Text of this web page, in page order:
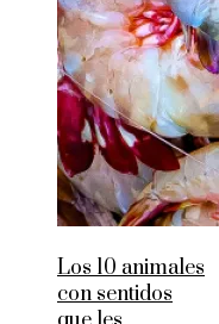
Los 10 animales
con sentidos